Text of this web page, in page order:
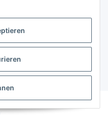
Versand
Eingetragener Versandhandel
JTL-Shop